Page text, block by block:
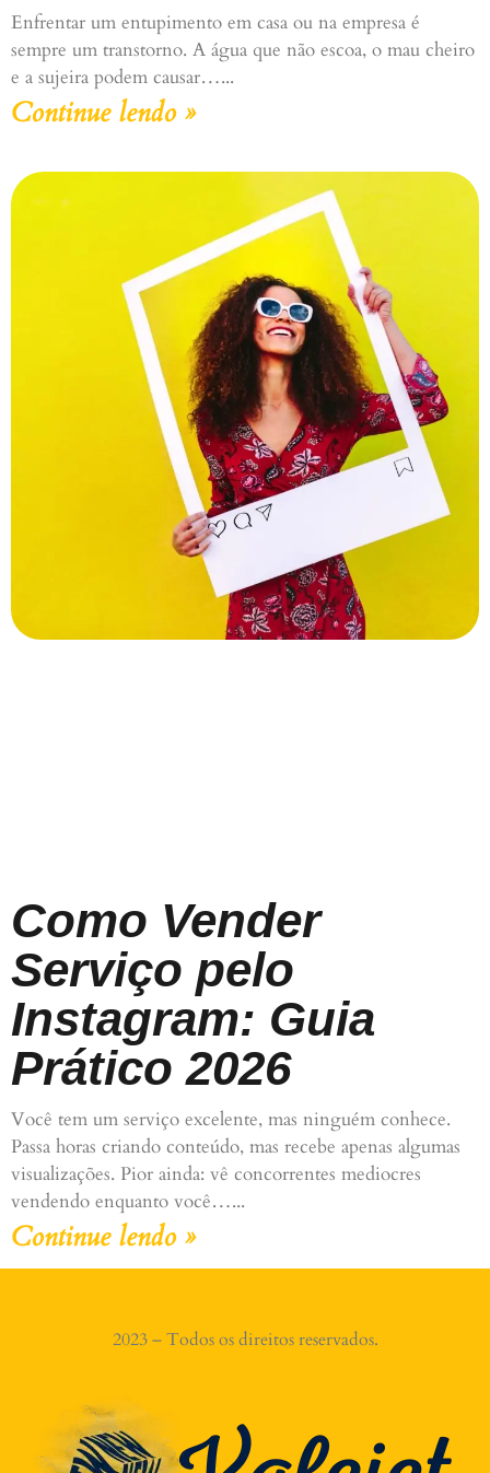
Enfrentar um entupimento em casa ou na empresa é
sempre um transtorno. A água que não escoa, o mau cheiro
e a sujeira podem causar…
Continue lendo »
Como Vender
Serviço pelo
Instagram: Guia
Prático 2026
Você tem um serviço excelente, mas ninguém conhece.
Passa horas criando conteúdo, mas recebe apenas algumas
visualizações. Pior ainda: vê concorrentes mediocres
vendendo enquanto você…
Continue lendo »
2023 – Todos os direitos reservados.